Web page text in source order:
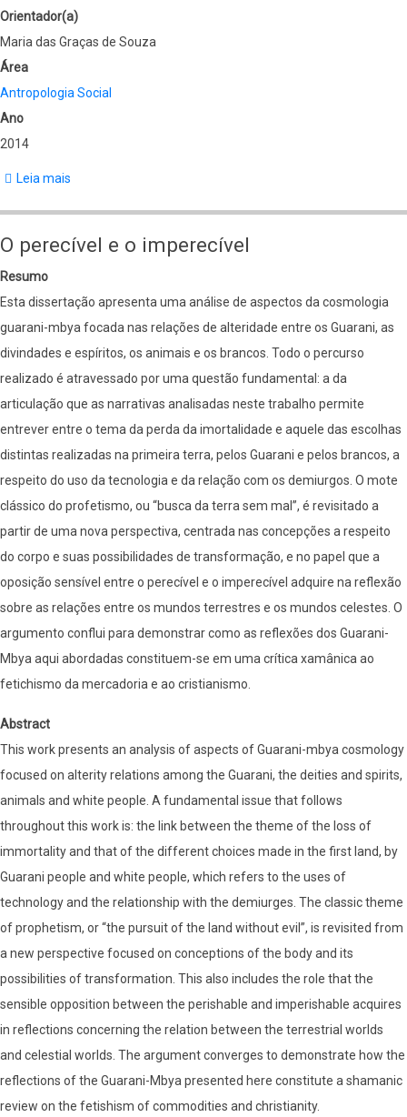
Orientador(a)
Maria das Graças de Souza
Área
Antropologia Social
Ano
2014
Leia mais
indolência
atividade
petulante
O perecível e o imperecível
Resumo
Esta dissertação apresenta uma análise de aspectos da cosmologia
guarani-mbya focada nas relações de alteridade entre os Guarani, as
divindades e espíritos, os animais e os brancos. Todo o percurso
realizado é atravessado por uma questão fundamental: a da
articulação que as narrativas analisadas neste trabalho permite
entrever entre o tema da perda da imortalidade e aquele das escolhas
distintas realizadas na primeira terra, pelos Guarani e pelos brancos, a
respeito do uso da tecnologia e da relação com os demiurgos. O mote
clássico do profetismo, ou “busca da terra sem mal”, é revisitado a
partir de uma nova perspectiva, centrada nas concepções a respeito
do corpo e suas possibilidades de transformação, e no papel que a
oposição sensível entre o perecível e o imperecível adquire na reflexão
sobre as relações entre os mundos terrestres e os mundos celestes. O
argumento conflui para demonstrar como as reflexões dos Guarani-
Mbya aqui abordadas constituem-se em uma crítica xamânica ao
fetichismo da mercadoria e ao cristianismo.
Abstract
This work presents an analysis of aspects of Guarani-mbya cosmology
focused on alterity relations among the Guarani, the deities and spirits,
animals and white people. A fundamental issue that follows
throughout this work is: the link between the theme of the loss of
immortality and that of the different choices made in the first land, by
Guarani people and white people, which refers to the uses of
technology and the relationship with the demiurges. The classic theme
of prophetism, or “the pursuit of the land without evil”, is revisited from
a new perspective focused on conceptions of the body and its
possibilities of transformation. This also includes the role that the
sensible opposition between the perishable and imperishable acquires
in reflections concerning the relation between the terrestrial worlds
and celestial worlds. The argument converges to demonstrate how the
reflections of the Guarani-Mbya presented here constitute a shamanic
review on the fetishism of commodities and christianity.